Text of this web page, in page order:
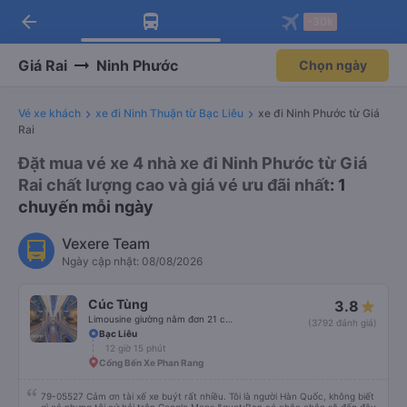
Tải app Vexere ngay!
Nhận ưu đãi thành viên độc
Mở app
Tải app Vexere
-30k/ghế khi đặt vé máy bay qua
Mở app
arrow_back
Giá Rai Ninh Phước Chọn ngày
Vé xe khách xe đi Ninh Thuận từ Bạc Liêu
xe đi Ninh Phước từ Giá
Rai
Đặt mua vé xe 4 nhà xe đi Ninh Phước từ Giá
Rai chất lượng cao và giá vé ưu đãi nhất: 1
chuyến mỗi ngày
Vexere Team
Ngày cập nhật: 08/08/2026
Cúc Tùng 3.8
(3792 đánh giá)
Bạc Liêu
12 giờ 15 phút
Cổng Bến Xe Phan Rang
79-05527 Cảm ơn tài xế xe buýt rất nhiều. Tôi là người Hàn Quốc, không biết